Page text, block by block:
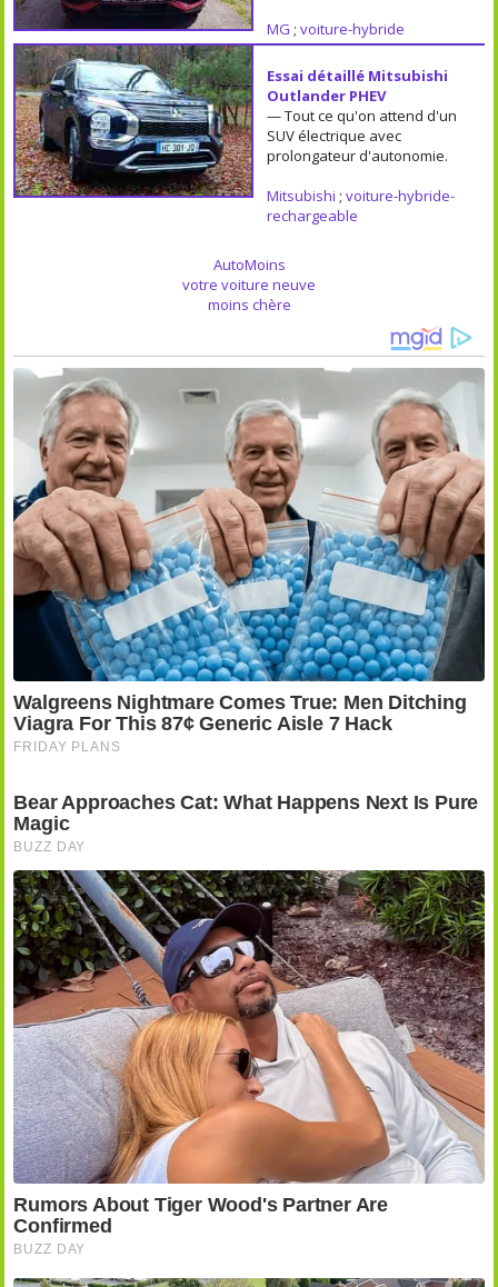
MG ; voiture-hybride
Essai détaillé Mitsubishi
Outlander PHEV
— Tout ce qu'on attend d'un
SUV électrique avec
prolongateur d'autonomie.
Mitsubishi ; voiture-hybride-
rechargeable
AutoMoins
votre voiture neuve
moins chère